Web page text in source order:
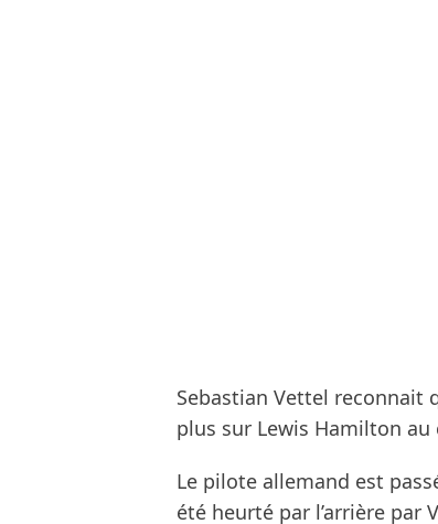
Sebastian Vettel reconnait
plus sur Lewis Hamilton
Le pilote allemand est
été heurté par l’arrière par